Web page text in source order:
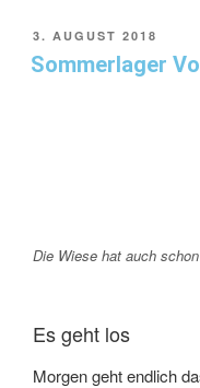
3. AUGUST 2018
Sommerlager
Die Wiese hat auch
Es geht los
Morgen geht endlich